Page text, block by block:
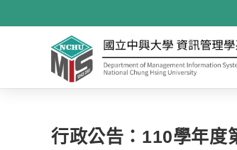
行政公告：110學年度